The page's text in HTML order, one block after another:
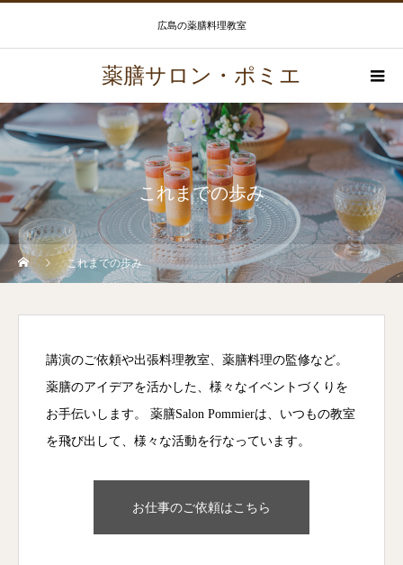
広島の薬膳料理教室
薬膳サロン・ポミエ
これまでの歩み
これまでの歩み
講演のご依頼や出張料理教室、薬膳料理の監修など。
薬膳のアイデアを活かした、様々なイベントづくりを
お手伝いします。 薬膳Salon Pommierは、いつもの教室
を飛び出して、様々な活動を行なっています。
お仕事のご依頼はこちら